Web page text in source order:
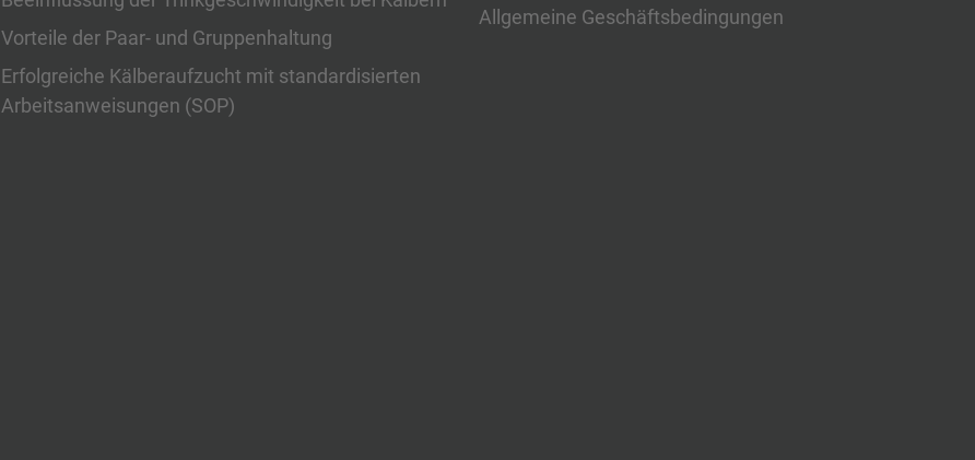
Vorteile der Paar- und Gruppenhaltung
Erfolgreiche Kälberaufzucht mit standardisierten
Arbeitsanweisungen (SOP)
Allgemeine Geschäftsbedingungen